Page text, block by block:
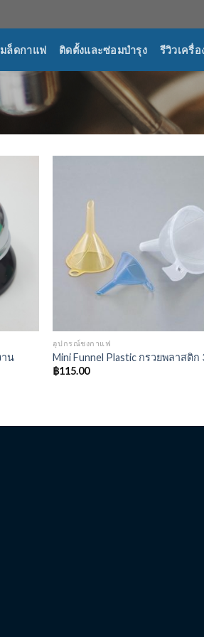
มล็ดกาแฟ ติดตั้งและซ่อมบำรุง รีวิวเครื่
าน
อุปกรณ์ชงกาแฟ
Mini Funnel Plastic กรวยพลาสติก
฿115.00